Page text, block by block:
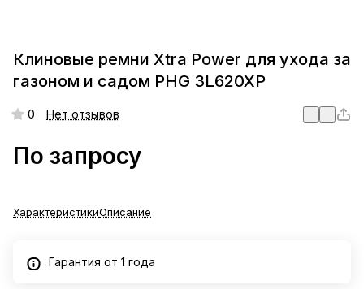
Клиновые ремни Xtra Power для ухода за
газоном и садом PHG 3L620XP
0 Нет отзывов
По запросу
ХарактеристикиОписание
Гарантия от 1 года